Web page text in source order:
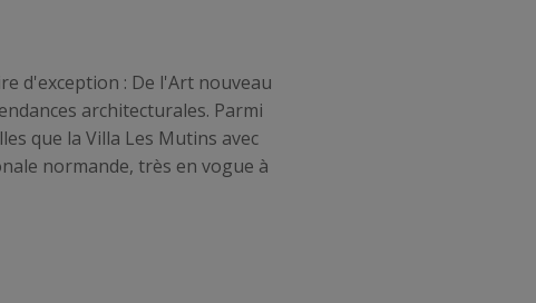
d'exception : De l'Art nouveau
architecturales. Parmi
que la Villa Les Mutins avec
normande, très en vogue à